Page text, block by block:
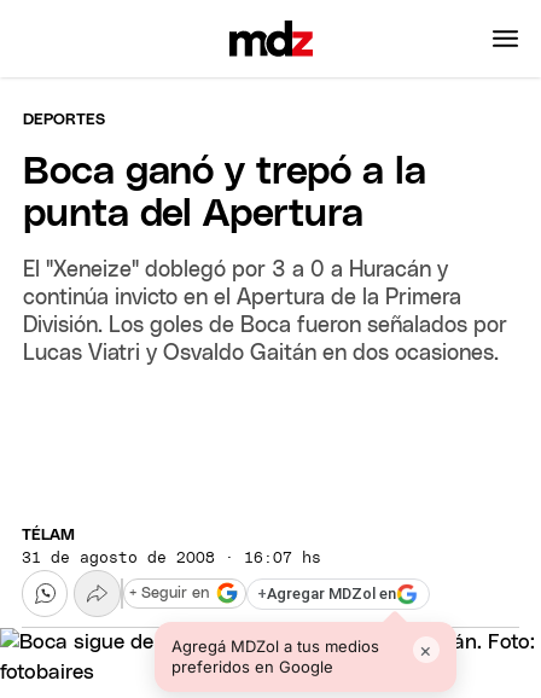
DEPORTES
Boca ganó y trepó a la
punta del Apertura
El "Xeneize" doblegó por 3 a 0 a Huracán y
continúa invicto en el Apertura de la Primera
División. Los goles de Boca fueron señalados por
Lucas Viatri y Osvaldo Gaitán en dos ocasiones.
TÉLAM
31 de agosto de 2008 · 16:07 hs
+Agregar MDZol en
Agregá MDZol a tus medios
preferidos en Google
×
+ Seguir en